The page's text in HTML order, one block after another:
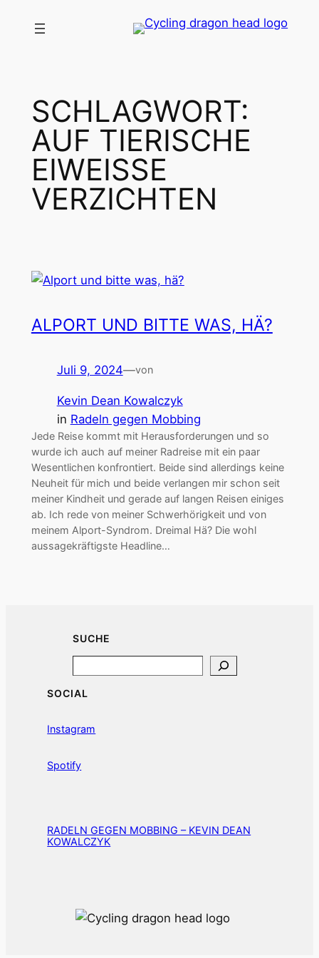
Inhalt
SCHLAGWORT:
AUF TIERISCHE
EIWEISSE V
ERZICHTEN
ALPORT UND BITTE WAS, HÄ?
Juli 9, 2024—von
Kevin Dean Kowalczyk
in Radeln gegen Mobbing
Jede Reise kommt mit Herausforderungen und so
wurde ich auch auf meiner Radreise mit ein paar
Wesentlichen konfrontiert. Beide sind allerdings keine
Neuheit für mich und beide verlangen mir schon seit
meiner Kindheit und gerade auf langen Reisen einiges
ab. Ich rede von meiner Schwerhörigkeit und von
meinem Alport-Syndrom. Dreimal Hä? Die wohl
aussagekräftigste Headline…
SUCHE
SOCIAL
Instagram
Spotify
RADELN GEGEN MOBBING – KEVIN DEAN
KOWALCZYK